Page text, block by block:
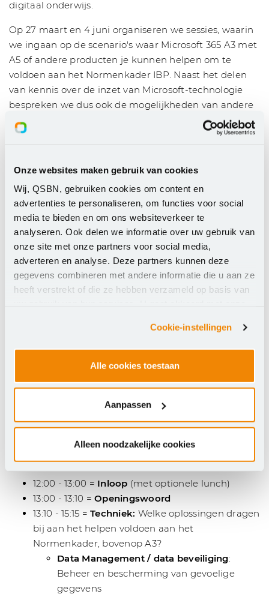
Onze websites maken gebruik van cookies
Wij, QSBN, gebruiken cookies om content en
advertenties te personaliseren, om functies voor social
media te bieden en om ons websiteverkeer te
analyseren. Ook delen we informatie over uw gebruik van
onze site met onze partners voor social media,
adverteren en analyse. Deze partners kunnen deze
gegevens combineren met andere informatie die u aan ze
heeft verstrekt of die ze hebben verzameld op basis van
Cookie-instellingen
Alle cookies toestaan
Aanpassen
Alleen noodzakelijke cookies
digitaal onderwijs.
Op 27 maart en 4 juni organiseren we sessies, waarin
we ingaan op de scenario's waar Microsoft 365 A3 met
A5 of andere producten je kunnen helpen om te
voldoen aan het Normenkader IBP. Naast het delen
van kennis over de inzet van Microsoft-technologie
bespreken we dus ook de mogelijkheden van andere
leveranciers om Normenkader-ready te worden, ook
toegespitst op het gebruik van AI. Tot slot is er
vakgenoten uit het onderwijs.
Praktisch
Datum: donderdag 27 maart, 13.00 - 17.00 uur
Locatie:SGM Sancta Maria
Adres: Van Limburg Stirumstraat 4, 2012 MN
Haarlem
Wonend of werkzaam in het Oosten van het land?
Overweeg dan deNormenkader Roadshow in
SLBdiensten
Frank Wijmans – Technisch Specialist Security &
Back-up, SLBdiensten
solutions
12:00 - 13:00 = Inloop (met optionele lunch)
13:00 - 13:10 = Openingswoord
13:10 - 15:15 = Techniek: Welke oplossingen dragen
bij aan het helpen voldoen aan het
Normenkader, bovenop A3?
Data Management / data beveiliging:
Beheer en bescherming van gevoelige
gegevens